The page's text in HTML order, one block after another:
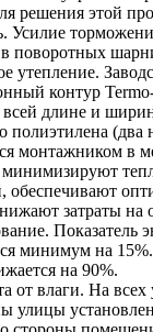
решения этой
Усилие
в поворотных
утепление.
контур
всей длине и
полиэтилена (два
монтажником в
минимизируют
обеспечивают
затраты на
Показатель
минимум на
на 90%.
от влаги. На
улицы